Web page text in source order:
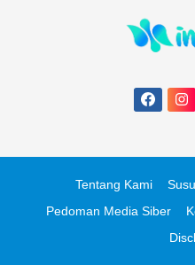
Tentang Kami
Pedoman Media Siber